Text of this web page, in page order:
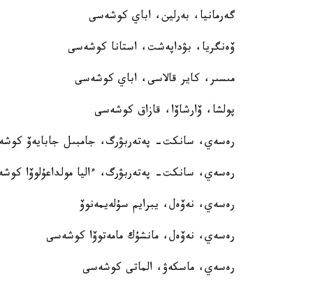
گەرمانيا، بەرلين، اباي كوشەسى
ۆەنگريا، بۋداپەشت، استانا كوشەسى
مىسىر، كاير قالاسى، اباي كوشەسى
پولشا، ۆارشاۆا، قازاق كوشەسى
رەسەي، سانكت- پەتەربۋرگ، جامبىل جابايەۆ
رەسەي، سانكت- پەتەربۋرگ، ءاليا مولداعۇلوۆا
رەسەي، نەۆەل، يبرايم سۇلەيمەنوۆ
رەسەي، نەۆەل، مانشۇك مامەتوۆا كوشەسى
رەسەي، ماسكەۋ، الماتى كوشەسى